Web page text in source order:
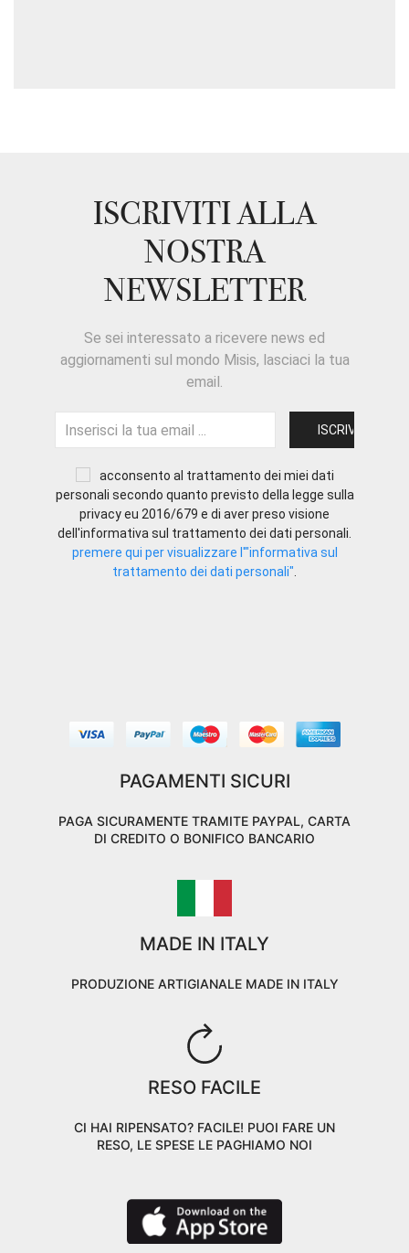
ISCRIVITI ALLA
NOSTRA
NEWSLETTER
Se sei interessato a ricevere news ed
aggiornamenti sul mondo Misis, lasciaci la tua
email.
acconsento al trattamento dei miei dati
personali secondo quanto previsto della legge sulla
privacy eu 2016/679 e di aver preso visione
dell'informativa sul trattamento dei dati personali.
premere qui per visualizzare l'"informativa sul
trattamento dei dati personali"
PAGAMENTI SICURI
PAGA SICURAMENTE TRAMITE PAYPAL, CARTA
DI CREDITO O BONIFICO BANCARIO
MADE IN ITALY
PRODUZIONE ARTIGIANALE MADE IN ITALY
RESO FACILE
CI HAI RIPENSATO? FACILE! PUOI FARE UN
RESO, LE SPESE LE PAGHIAMO NOI